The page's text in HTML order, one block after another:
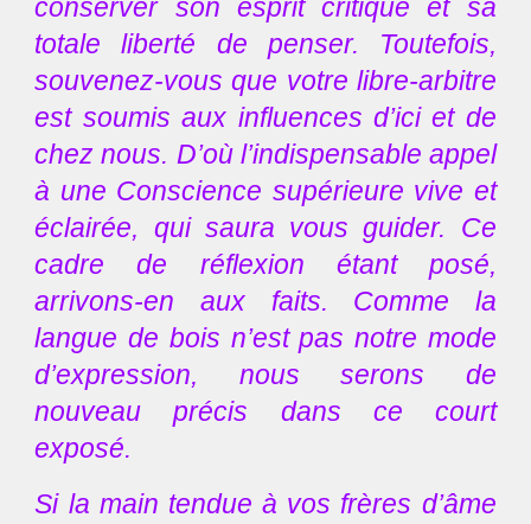
conserver son esprit critique et sa
totale liberté de penser. Toutefois,
souvenez-vous que votre libre-arbitre
est soumis aux influences d’ici et de
chez nous. D’où l’indispensable appel
à une Conscience supérieure vive et
éclairée, qui saura vous guider. Ce
cadre de réflexion étant posé,
arrivons-en aux faits. Comme la
langue de bois n’est pas notre mode
d’expression, nous serons de
nouveau précis dans ce court
exposé.
Si la main tendue à vos frères d’âme